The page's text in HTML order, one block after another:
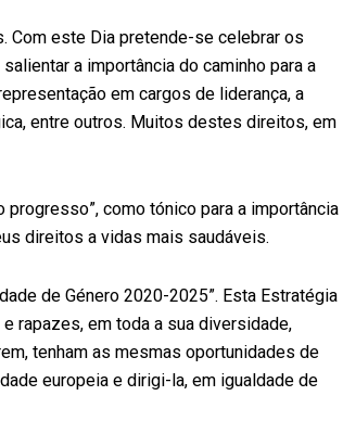
Com este Dia pretende-se celebrar os
a importância do caminho para a
em cargos de liderança, a
entre outros. Muitos destes direitos, em
como tónico para a importância
direitos a vidas mais saudáveis.
de Género 2020-2025”. Esta Estratégia
rapazes, em toda a sua diversidade,
tenham as mesmas oportunidades de
europeia e dirigi-la, em igualdade de